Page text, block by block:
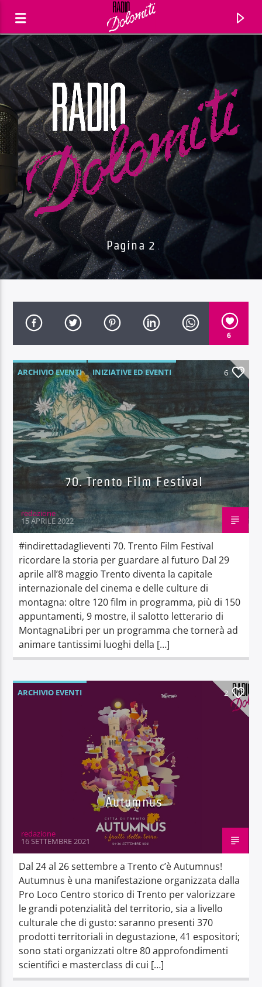
Traccia corrente
Titolo
Artista
Radio Dolomiti
Pagina 2
6
ARCHIVIO EVENTI INIZIATIVE ED EVENTI 6
70. Trento Film Festival
redazione
15 APRILE 2022
#indirettadaglieventi 70. Trento Film Festival
ricordare la storia per guardare al futuro Dal 29
aprile all’8 maggio Trento diventa la capitale
internazionale del cinema e delle culture di
montagna: oltre 120 film in programma, più di 150
appuntamenti, 9 mostre, il salotto letterario di
MontagnaLibri per un programma che tornerà ad
animare tantissimi luoghi della […]
ARCHIVIO EVENTI 2
Autumnus
redazione
16 SETTEMBRE 2021
Dal 24 al 26 settembre a Trento c’è Autumnus!
Autumnus è una manifestazione organizzata dalla
Pro Loco Centro storico di Trento per valorizzare
le grandi potenzialità del territorio, sia a livello
culturale che di gusto: saranno presenti 370
prodotti territoriali in degustazione, 41 espositori;
sono stati organizzati oltre 80 approfondimenti
scientifici e masterclass di cui […]